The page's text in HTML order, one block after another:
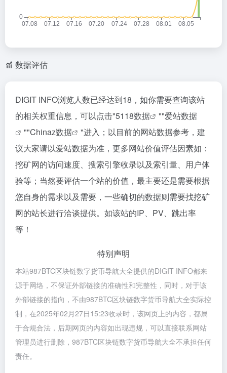
数据评估
DIGIT INFO浏览人数已经达到18，如你需要查询该站
的相关权重信息，可以点击"5118数据 ""爱站数据
""Chinaz数据
"进入；以目前的网站数据参考，建
议大家请以爱站数据为准，更多网站价值评估因素如：
挖矿网的访问速度、搜索引擎收录以及索引量、用户体
验等；当然要评估一个站的价值，最主要还是需要根据
您自身的需求以及需要，一些确切的数据则需要找挖矿
网的站长进行洽谈提供。如该站的IP、PV、跳出率
等！
特别声明
本站987BTC区块链数字货币导航大全提供的DIGIT INFO都来
源于网络，不保证外部链接的准确性和完整性，同时，对于该
外部链接的指向，不由987BTC区块链数字货币导航大全实际控
制，在2025年02月27日15:23收录时，该网页上的内容，都属
于合规合法，后期网页的内容如出现违规，可以直接联系网站
管理员进行删除，987BTC区块链数字货币导航大全不承担任何
责任。